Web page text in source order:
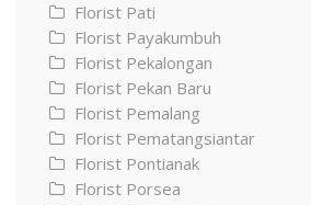
Florist Pati
Florist Payakumbuh
Florist Pekalongan
Florist Pekan Baru
Florist Pemalang
Florist Pematangsiantar
Florist Pontianak
Florist Porsea